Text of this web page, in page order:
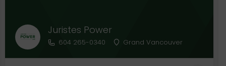
Juristes Power
604 265-0340 Grand Vancouver